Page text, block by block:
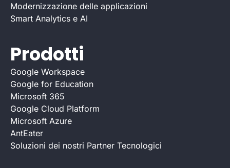
Modernizzazione delle applicazioni
Smart Analytics e AI
Prodotti
Google Workspace
Google for Education
Microsoft 365
Google Cloud Platform
Microsoft Azure
AntEater
Soluzioni dei nostri Partner Tecnologici